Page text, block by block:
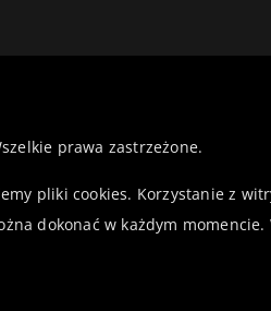
prawa zastrzeżone.
pliki cookies. Korzystanie z
dokonać w każdym